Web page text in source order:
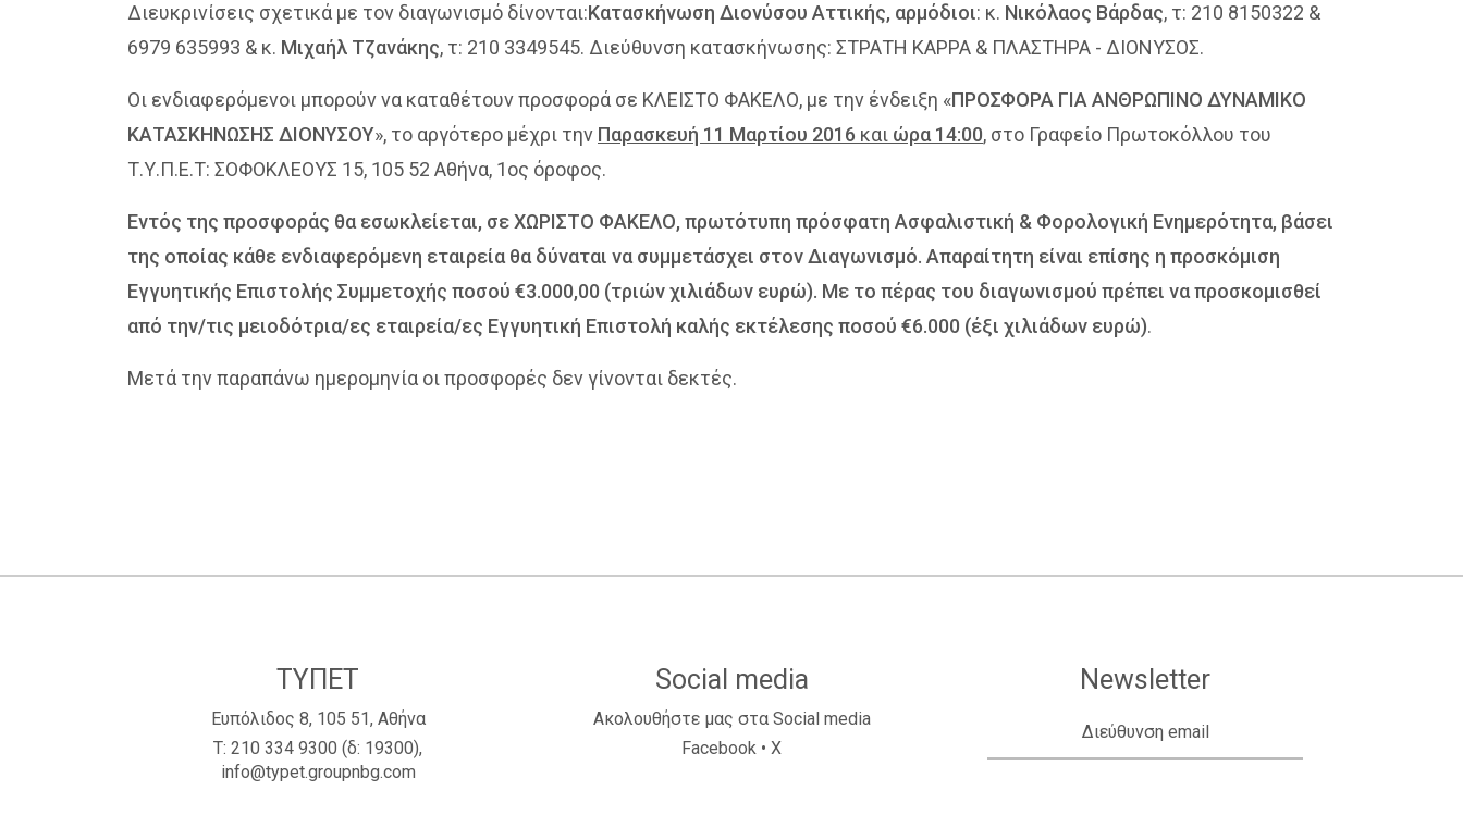
Διευκρινίσεις σχετικά με τον διαγωνισμό δίνονται:Κατασκήνωση Διονύσου Αττικής, αρμόδιοι: κ. Νικόλαος Βάρδας, τ: 210 8150322 &
6979 635993 & κ. Μιχαήλ Τζανάκης, τ: 210 3349545. Διεύθυνση κατασκήνωσης: ΣΤΡΑΤΗ ΚΑΡΡΑ & ΠΛΑΣΤΗΡΑ - ΔΙΟΝΥΣΟΣ.
Οι ενδιαφερόμενοι μπορούν να καταθέτουν προσφορά σε ΚΛΕΙΣΤΟ ΦΑΚΕΛΟ, με την ένδειξη «ΠΡΟΣΦΟΡΑ ΓΙΑ ΑΝΘΡΩΠΙΝΟ ΔΥΝΑΜΙΚΟ
ΚΑΤΑΣΚΗΝΩΣΗΣ ΔΙΟΝΥΣΟΥ», το αργότερο μέχρι την Παρασκευή 11 Μαρτίου 2016 και ώρα 14:00, στο Γραφείο Πρωτοκόλλου του
Τ.Υ.Π.Ε.Τ: ΣΟΦΟΚΛΕΟΥΣ 15, 105 52 Αθήνα, 1ος όροφος.
Εντός της προσφοράς θα εσωκλείεται, σε ΧΩΡΙΣΤΟ ΦΑΚΕΛΟ, πρωτότυπη πρόσφατη Ασφαλιστική & Φορολογική Ενημερότητα, βάσει
της οποίας κάθε ενδιαφερόμενη εταιρεία θα δύναται να συμμετάσχει στον Διαγωνισμό. Απαραίτητη είναι επίσης η προσκόμιση
Εγγυητικής Επιστολής Συμμετοχής ποσού €3.000,00 (τριών χιλιάδων ευρώ). Με το πέρας του διαγωνισμού πρέπει να προσκομισθεί
από την/τις μειοδότρια/ες εταιρεία/ες Εγγυητική Επιστολή καλής εκτέλεσης ποσού €6.000 (έξι χιλιάδων ευρώ).
Μετά την παραπάνω ημερομηνία οι προσφορές δεν γίνονται δεκτές.
ΤΥΠΕΤ
Ευπόλιδος 8, 105 51, Αθήνα
Τ: 210 334 9300 (δ: 19300),
info@typet.groupnbg.com
Social media
Ακολουθήστε μας στα Social media
Facebook • X
Newsletter
Διεύθυνση email